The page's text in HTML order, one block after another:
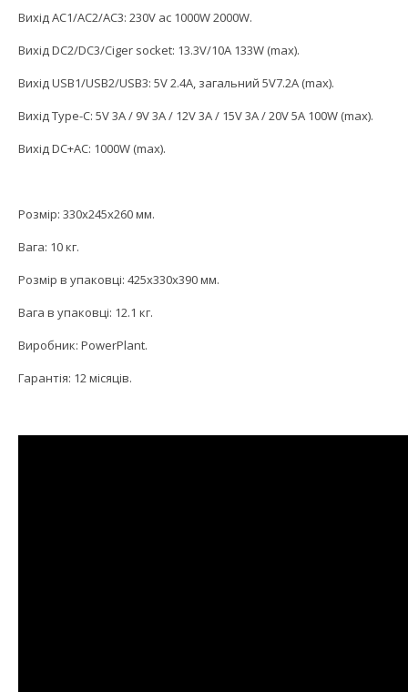
Вихід AC1/AC2/AC3: 230V ac 1000W 2000W.
Вихід DC2/DC3/Ciger socket: 13.3V/10A 133W (max).
Вихід USB1/USB2/USB3: 5V 2.4A, загальний 5V7.2A (max).
Вихід Type-C: 5V 3A / 9V 3A / 12V 3A / 15V 3A / 20V 5A 100W (max).
Вихід DC+AC: 1000W (max).
Розмір: 330х245х260 мм.
Вага: 10 кг.
Розмір в упаковці: 425х330х390 мм.
Вага в упаковці: 12.1 кг.
Виробник: PowerPlant.
Гарантія: 12 місяців.